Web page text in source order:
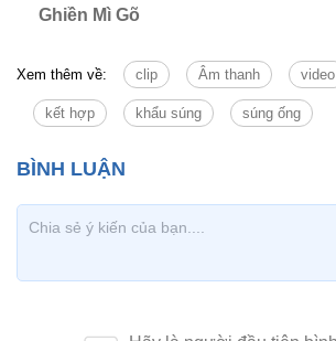
Ghiền Mì Gõ
Xem thêm về: clip Âm thanh video
kết hợp khẩu súng súng ống